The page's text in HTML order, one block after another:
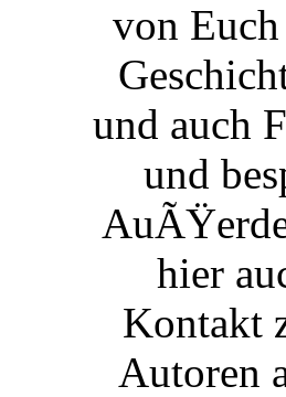
von Euch
und auch
und
hier
Kontakt
Autoren